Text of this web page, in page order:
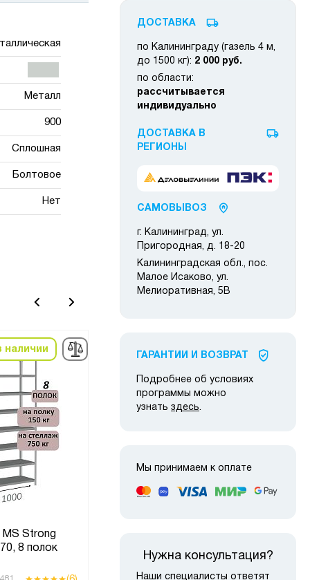
Металл
900
Сплошная
Болтовое
Нет
наличии
Strong
8 полок
-22%
в наличии
светло-серый
ДОСТАВКА
по Калининграду (газель 4 м,
до 1500 кг): 2 000 руб.
по области:
рассчитывается
индивидуально
ДОСТАВКА В
РЕГИОНЫ
САМОВЫВОЗ
г. Калининград, ул.
Пригородная, д. 18-20
Калининградская обл., пос.
Малое Исаково, ул.
Мелиоративная, 5В
ГАРАНТИИ И ВОЗВРАТ
Подробнее об условиях
программы можно
узнать здесь.
Мы принимаем к оплате
Нужна консультация?
Наши специалисты ответят